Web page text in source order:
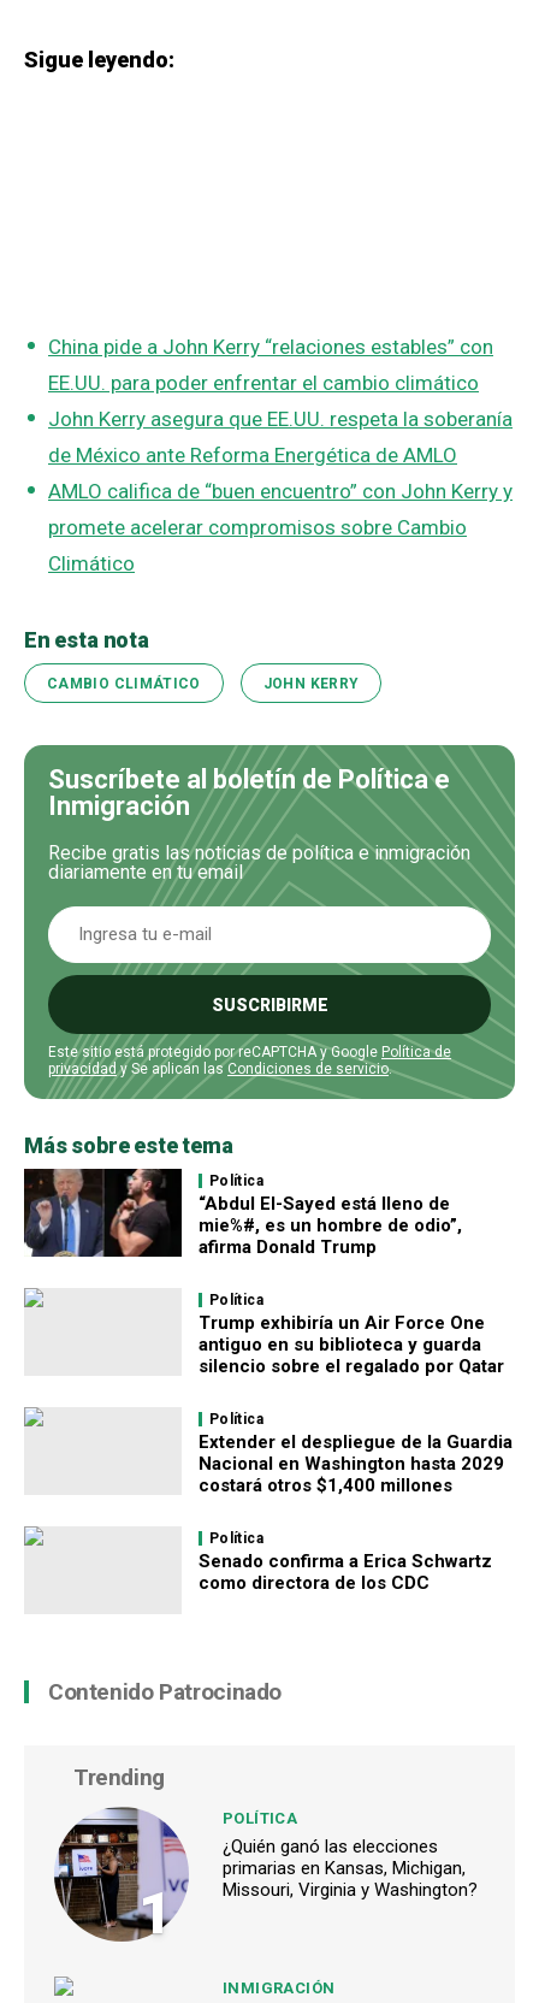
Sigue leyendo:
China pide a John Kerry “relaciones estables” con
EE.UU. para poder enfrentar el cambio climático
John Kerry asegura que EE.UU. respeta la soberanía
de México ante Reforma Energética de AMLO
AMLO califica de “buen encuentro” con John Kerry y
promete acelerar compromisos sobre Cambio
Climático
En esta nota
CAMBIO CLIMÁTICO JOHN KERRY
Suscríbete al boletín de Política e
Inmigración
Recibe gratis las noticias de política e inmigración
diariamente en tu email
SUSCRIBIRME
Este sitio está protegido por reCAPTCHA y Google Política de
privacidad y Se aplican lasCondiciones de servicio.
Más sobre este tema
Política
“Abdul El-Sayed está lleno de
mie%#, es un hombre de odio”,
afirma Donald Trump
Política
Trump exhibiría un Air Force One
antiguo en su biblioteca y guarda
silencio sobre el regalado por Qatar
Política
Extender el despliegue de la Guardia
Nacional en Washington hasta 2029
costará otros $1,400 millones
Política
Senado confirma a Erica Schwartz
como directora de los CDC
Contenido Patrocinado
Trending
1
POLÍTICA
¿Quién ganó las elecciones
primarias en Kansas, Michigan,
Missouri, Virginia y Washington?
INMIGRACIÓN